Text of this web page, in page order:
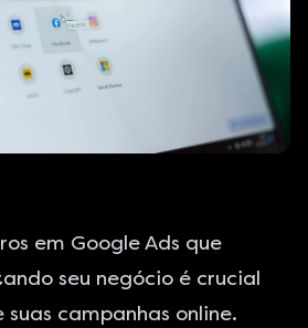
em Google Ads que
seu negócio é crucial
suas campanhas online.